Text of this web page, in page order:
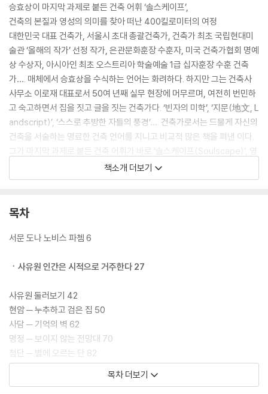
승효상이 마지막 과제로 붙든 건축 어휘 ‘솔스케이프’,
건축의 본질과 영성의 의미를 찾아 떠난 400킬로미터의 여정
대한민국 대표 건축가, 서울시 초대 총괄건축가, 건축가 최초 국립현대미
술관 ‘올해의 작가’ 선정 작가, 은관문화훈장 수훈자, 미국 건축가협회 명예
상 수상자, 아시아인 최초 오스트리아 학술예술 1급 십자훈장 수훈 건축
가…. 매체에서 승효상을 수식하는 언어는 화려하다. 하지만 그는 건축사
사무소 이로재 대표로서 50여 년째 실무 현장에 머무르며, 여전히 번민하
고 숙고하면서 집을 짓고 글을 짓는 건축가다. ‘빈자의 미학’, ‘지문(地文, L
andscript)’, ‘스스로 추방한 자들의 풍경’…. 건축가로서는 드물게 자신의
건축을 서술하는 명료한 건축 언어를 지니고 비교적 많은 책을 펴낸 이다.
그가 마지막 과제로 붙든 건축 어휘가 바로 ‘솔스케이프(Soulscape)’, 영
의 건축 언어 밑바탕에는 ‘영성’에 관한 질문이 있었다. 스스로를 어떻게 가
졌다. 그는 물신주의에 맞서고자, 사라진 영성을 되찾는 일이 중요하다고
다. 건축을 할 때는 한 부분이라도 사유하고 성찰하는 장소로 만들고자 힘
그리고 건축가로 반세기를 지낸 지금, ‘솔스케이프’라는 주제를 붙잡고 영
성의 건축을 짓고자 하는 데 이르렀다. 『솔스케이프: 사유하고 성찰하는 건
축 풍경에 관하여』는 승효상이 짓고, 만난 영성의 건축 풍경을 기록한 건축
에세이다. 군위 수목원 사유원부터 하양 무학로교회, 경주 독락당, 양산 통
도사와 만취헌, 부산 구덕교회, 김해 봉하마을, 밀양 명례성지, 칠곡 성 베
네딕도회 왜관 수도원까지. 건축의 본질과 영성의 의미를 묻고 그 해답을
찾아가는 약 400킬로미터의 여정이, 150여 장의 아름다운 흑백 도판과
책소개 더보기
목차
서문 도나 노비스 파쳄 6
ㆍ사유원 인간은 시적으로 거주한다 27
사유원 둘러보기 42
현암 ─ 누추하고 검은 집 50
사담 ─ 기억의 벽 62
명정 ─ 보이지 않는 전망대 70
첨단 ─ 별에 오르는 단 82
와사 ─ 폐허의 수도원 92
목차 더보기